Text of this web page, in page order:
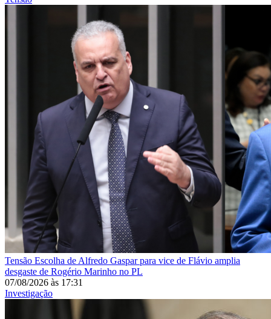
Tensão Escolha de Alfredo Gaspar para vice de Flávio amplia
desgaste de Rogério Marinho no PL
07/08/2026 às 17:31
Investigação